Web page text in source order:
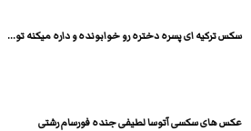
سکس ترکیه ای پسره دختره رو خوابونده و داره میکنه تو...
عکس های سکسی آتوسا لطیفی جنده فورسام رشتی